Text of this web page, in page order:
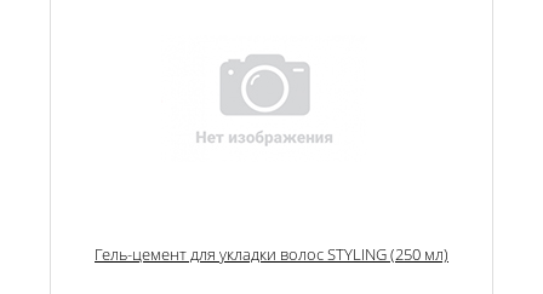
Гель-цемент для укладки волос STYLING (250 мл)